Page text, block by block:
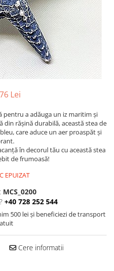
Lei
pentru a adăuga un iz maritim și
din rășină durabilă, această stea de
care aduce un aer proaspăt și
în decorul tău cu această stea
de frumoasă!
EPUIZAT
MCS_0200
+40 728 252 544
500 lei și beneficiezi de transport
Cere informatii